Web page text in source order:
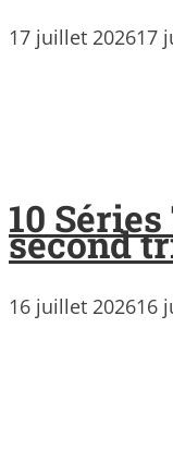
17 juillet 202617
10
second
16 juillet 202616